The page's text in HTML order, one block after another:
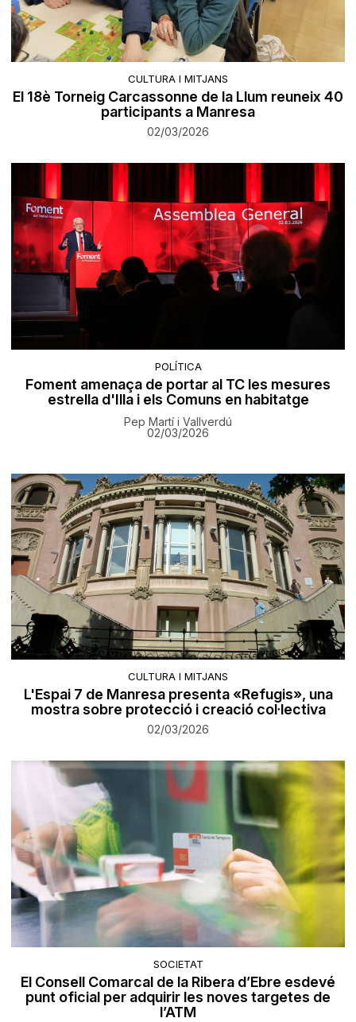
CULTURA I MITJANS
El 18è Torneig Carcassonne de la Llum reuneix 40
participants a Manresa
02/03/2026
POLÍTICA
Foment amenaça de portar al TC les mesures
estrella d'Illa i els Comuns en habitatge
Pep Martí i Vallverdú
02/03/2026
CULTURA I MITJANS
L'Espai 7 de Manresa presenta «Refugis», una
mostra sobre protecció i creació col·lectiva
02/03/2026
SOCIETAT
El Consell Comarcal de la Ribera d’Ebre esdevé
punt oficial per adquirir les noves targetes de
l’ATM